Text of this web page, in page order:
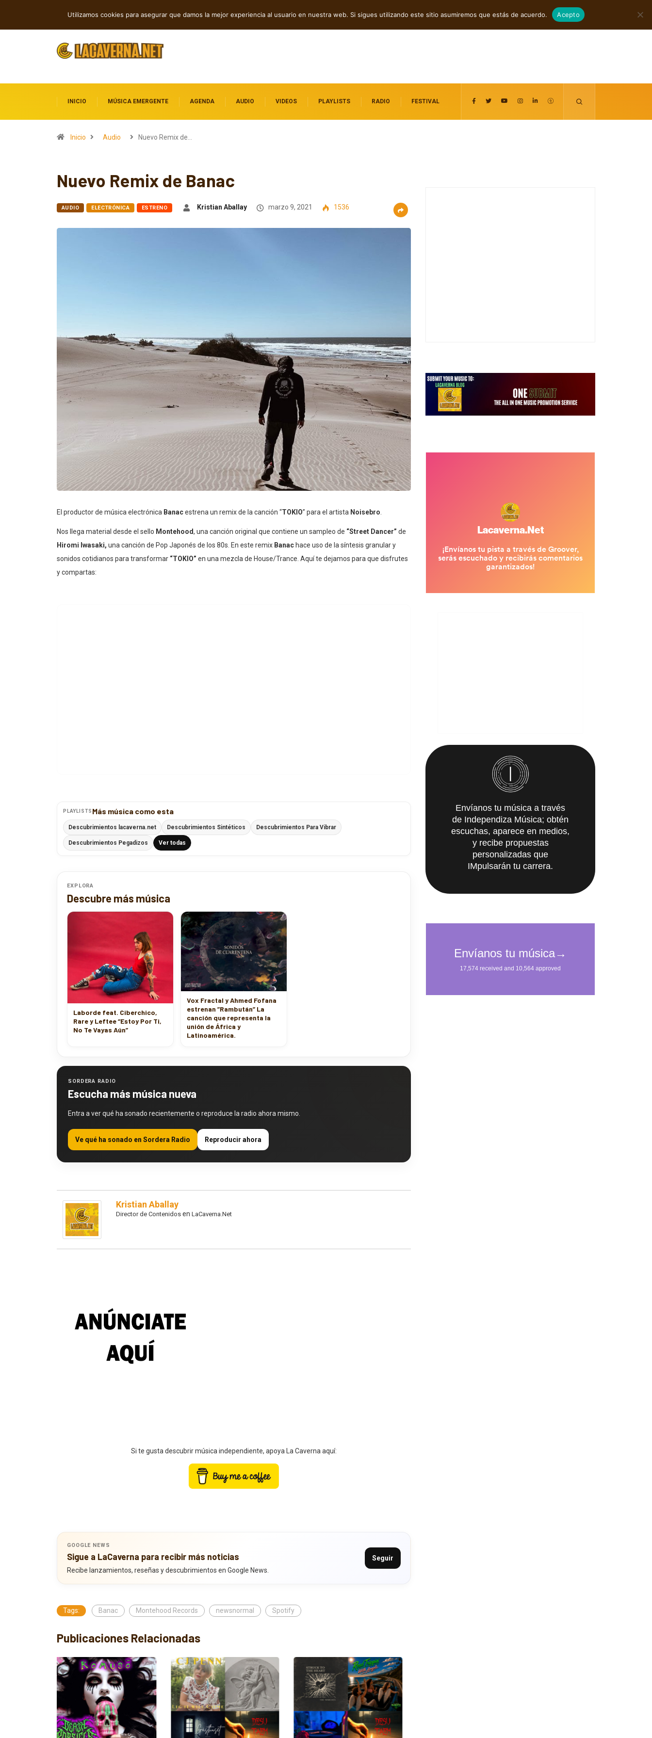
agosto 7, 2026
INICIO MÚSICA EMERGENTE AGENDA AUDIO VIDEOS PLAYLISTS RADIO FESTIVAL
Inicio Audio Nuevo Remix de…
Nuevo Remix de Banac
AUDIO ELECTRÓNICA ESTRENO Kristian Aballay marzo 9, 2021 1536
El productor de música electrónica Banacestrena un remix de la canción “TOKIO” para el artista Noisebro
Nos llega material desde el sello Montehood, una canción original que contiene un sampleo de “Street Dancer” de
Hiromi Iwasaki, una canción de Pop Japonés de los 80s. En este remix Banac hace uso de la síntesis granular y
sonidos cotidianos para transformar “TOKIO” en una mezcla de House/Trance. Aquí te dejamos para que disfrutes
y compartas:
PLAYLISTS Más música como esta
Descubrimientos lacaverna.net Descubrimientos Sintéticos Descubrimientos Para Vibrar
Descubrimientos Pegadizos Ver todas
EXPLORA
Descubre más música
Laborde feat. Ciberchico,
Rare y Leftee “Estoy Por Ti,
No Te Vayas Aún”
Vox Fractal y Ahmed Fofana
estrenan ”Rambután” La
canción que representa la
unión de África y
Latinoamérica.
SORDERA RADIO
Escucha más música nueva
Entra a ver qué ha sonado recientemente o reproduce la radio ahora mismo.
Ve qué ha sonado en Sordera Radio Reproducir ahora
Kristian Aballay
Director de Contenidos en LaCaverna.Net
Si te gusta descubrir música independiente, apoya La Caverna aquí:
GOOGLE NEWS
Sigue a LaCaverna para recibir más noticias
Recibe lanzamientos, reseñas y descubrimientos en Google News.
Seguir
Tags: Banac Montehood Records newsnormal Spotify
Publicaciones Relacionadas
Envíanos tu música a través
de Independiza Música; obtén
escuchas, aparece en medios,
y recibe propuestas
personalizadas que
IMpulsarán tu carrera.
Utilizamos cookies para asegurar que damos la mejor experiencia al usuario en nuestra web. Si sigues utilizando este sitio asumiremos que estás de acuerdo. Acepto